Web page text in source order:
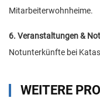
Mitarbeiterwohnheime.
6. Veranstaltungen &
Notunterkünfte bei
WEITERE